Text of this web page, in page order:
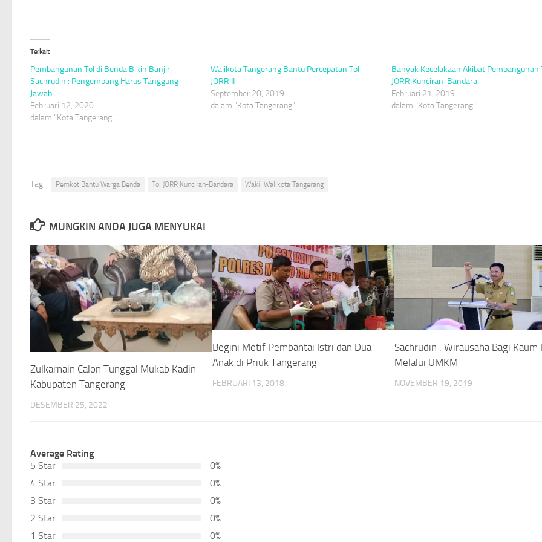
Terkait
Pembangunan Tol di Benda Bikin Banjir,
Sachrudin : Pengembang Harus Tanggung
Jawab
Februari 12, 2020
dalam "Kota Tangerang"
Walikota Tangerang Bantu Percepatan Tol
JORR II
September 20, 2019
dalam "Kota Tangerang"
Banyak Kecelakaan Akibat Pembangunan
JORR Kunciran-Bandara,
Februari 21, 2019
dalam "Kota Tangerang"
Tag: Pemkot Bantu Warga Benda Tol JORR Kunciran-Bandara Wakil Walikota Tangerang
MUNGKIN ANDA JUGA MENYUKAI
Zulkarnain Calon Tunggal Mukab Kadin
Kabupaten Tangerang
DESEMBER 25, 2022
Begini Motif Pembantai Istri dan Dua
Anak di Priuk Tangerang
FEBRUARI 13, 2018
Sachrudin : Wirausaha Bagi Kaum
Melalui UMKM
NOVEMBER 19, 2019
Average Rating
5 Star
0%
4 Star
0%
3 Star
0%
2 Star
0%
1 Star
0%